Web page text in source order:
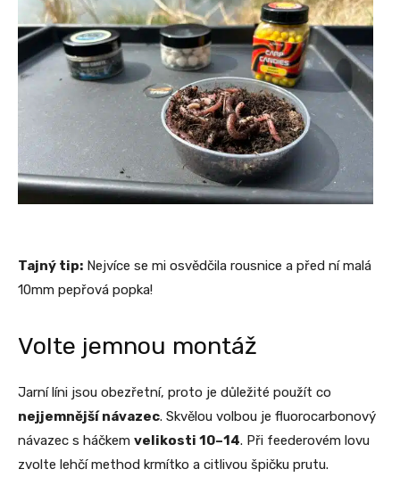
Tajný tip: Nejvíce se mi osvědčila rousnice a před ní malá
10mm pepřová popka!
Volte jemnou montáž
Jarní líni jsou obezřetní, proto je důležité použít co
nejjemnější návazec. Skvělou volbou je fluorocarbonový
návazec s háčkem velikosti 10–14. Při feederovém lovu
zvolte lehčí method krmítko a citlivou špičku prutu.